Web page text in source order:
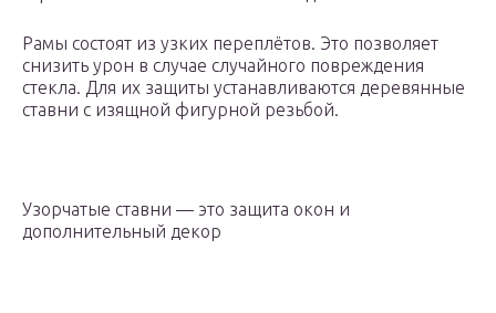
Рамы состоят из узких переплётов. Это позволяет
снизить урон в случае случайного повреждения
стекла. Для их защиты устанавливаются деревянные
ставни с изящной фигурной резьбой.
Узорчатые ставни — это защита окон и
дополнительный декор